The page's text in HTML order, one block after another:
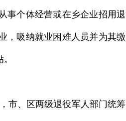
事个体经营或在乡企业招用退
，吸纳就业困难人员并为其缴
。
市、区两级退役军人部门统筹